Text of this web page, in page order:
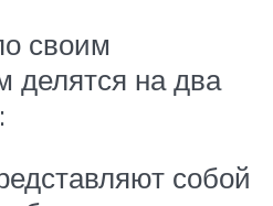
своим
делятся на два
собой